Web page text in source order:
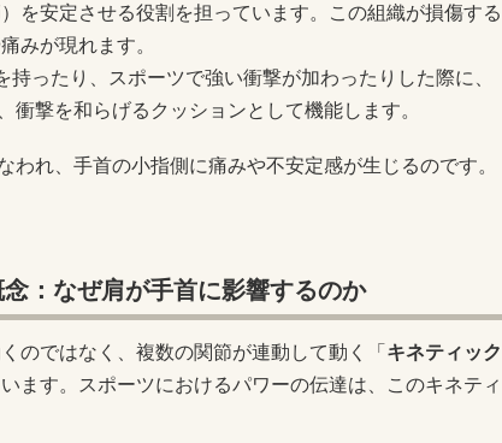
を安定させる役割を担っています。この組織が損傷する
みが現れます。
持ったり、スポーツで強い衝撃が加わったりした際に、
撃を和らげるクッションとして機能します。
れ、手首の小指側に痛みや不安定感が生じるのです。
：なぜ肩が手首に影響するのか
のではなく、複数の関節が連動して動く「 キネティック
ます。スポーツにおけるパワーの伝達は、このキネティ